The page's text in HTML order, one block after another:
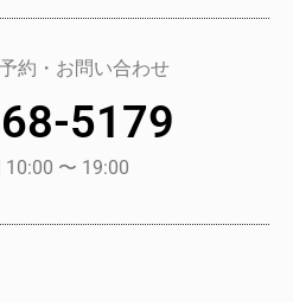
約・お問い合わせ
5179
10:00 〜 19:00